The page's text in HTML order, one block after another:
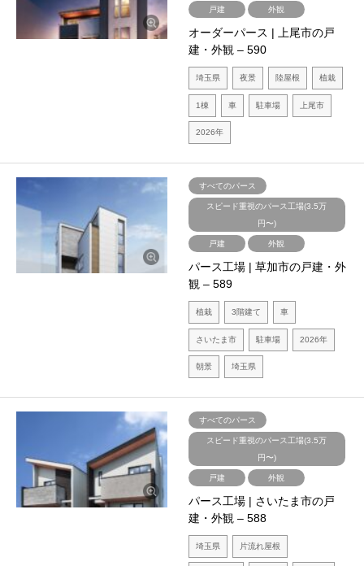
戸建 外観
オーダーパース | 上尾市の戸
建・外観 – 590
埼玉県 夜景 陸屋根 植栽
1棟 車 駐車場 上尾市
2026年
すべてのパース
スピード重視のパース工場(3.5万
円〜)
戸建 外観
パース工場 | 草加市の戸建・外
観 – 589
植栽 3階建て 車
さいたま市 駐車場 2026年
朝景 埼玉県
すべてのパース
スピード重視のパース工場(3.5万
円〜)
戸建 外観
パース工場 | さいたま市の戸
建・外観 – 588
埼玉県 片流れ屋根